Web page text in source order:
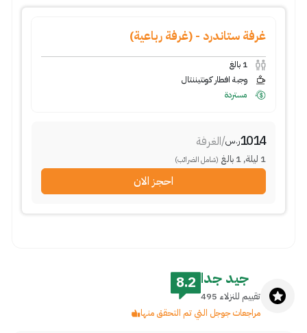
غرفة ستاندرد - (غرفة رباعية)
1 بالغ
وجبة افطار كونتيننتال
مستردة
1014ر.س/الغرفة
1 ليلة,
1 بالغ (شامل الضرائب)
احجز الان
جيد جدا
تقييم للنزلاء 495
8.2
مراجعات جوجل التي تم التحقق منها